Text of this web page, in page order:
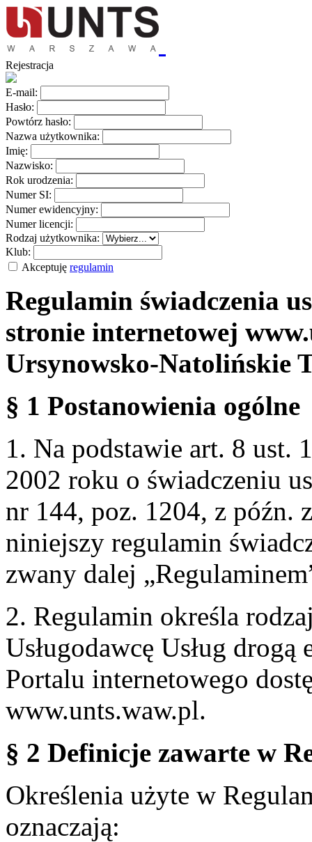
Rejestracja
E-mail:
Hasło:
Powtórz hasło:
Nazwa użytkownika:
Imię:
Nazwisko:
Rok urodzenia:
Numer SI:
Numer ewidencyjny:
Numer licencji:
Rodzaj użytkownika:
Klub:
Akceptuję regulamin
Regulamin świadczenia
stronie internetowej
Ursynowsko-Natolińskie
§ 1 Postanowienia ogólne
1. Na podstawie art. 8 ust.
2002 roku o świadczeniu
nr 144, poz. 1204, z późn.
niniejszy regulamin
zwany dalej
2. Regulamin określa
Usługodawcę Usług
Portalu internetowego
www.unts.waw.pl.
§ 2 Definicje zawarte w
Określenia użyte w
oznaczają: